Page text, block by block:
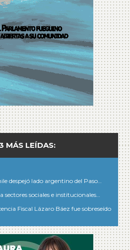
MÁS LEÍDAS:
despejó lado argentino del Paso…
sectores sociales e institucionales…
Fiscal Lázaro Báez fue sobreseído